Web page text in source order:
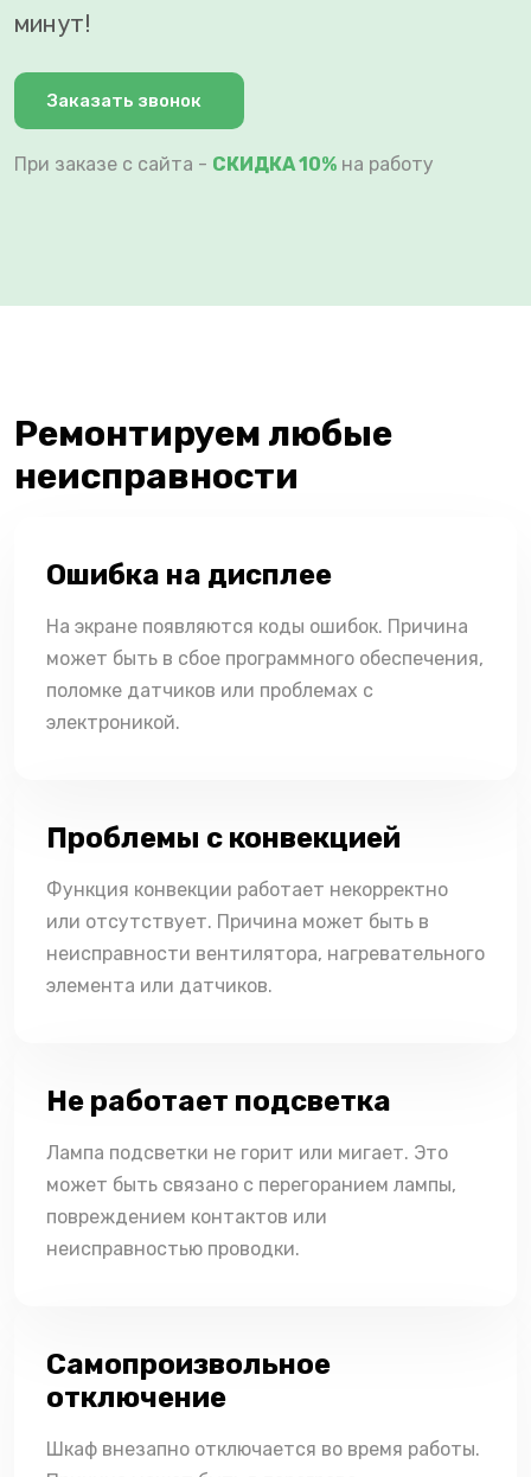
минут!
Заказать звонок
При заказе с сайта - СКИДКА 10% на работу
Ремонтируем любые
неисправности
Ошибка на дисплее
На экране появляются коды ошибок. Причина
может быть в сбое программного обеспечения,
поломке датчиков или проблемах с
электроникой.
Проблемы с конвекцией
Функция конвекции работает некорректно
или отсутствует. Причина может быть в
неисправности вентилятора, нагревательного
элемента или датчиков.
Не работает подсветка
Лампа подсветки не горит или мигает. Это
может быть связано с перегоранием лампы,
повреждением контактов или
неисправностью проводки.
Самопроизвольное
отключение
Шкаф внезапно отключается во время работы.